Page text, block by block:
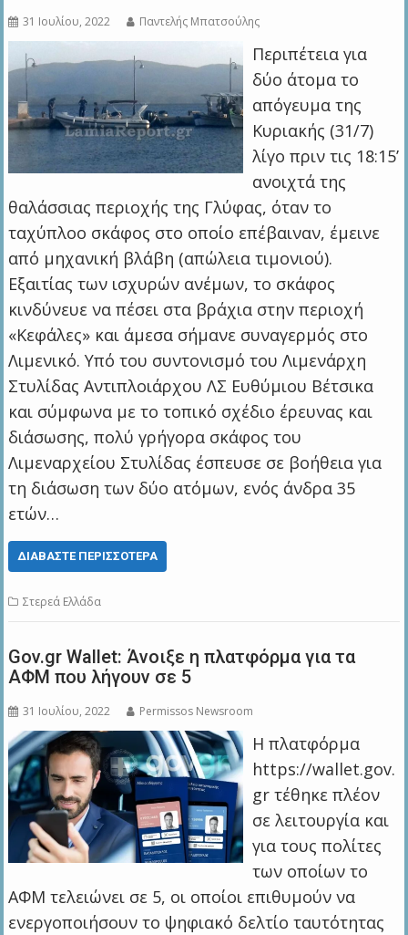
31 Ιουλίου, 2022 Παντελής Μπατσούλης
Περιπέτεια για
δύο άτομα το
απόγευμα της
Κυριακής (31/7)
λίγο πριν τις 18:15’
ανοιχτά της
θαλάσσιας περιοχής της Γλύφας, όταν το
ταχύπλοο σκάφος στο οποίο επέβαιναν, έμεινε
από μηχανική βλάβη (απώλεια τιμονιού).
Εξαιτίας των ισχυρών ανέμων, το σκάφος
κινδύνευε να πέσει στα βράχια στην περιοχή
«Κεφάλες» και άμεσα σήμανε συναγερμός στο
Λιμενικό. Υπό του συντονισμό του Λιμενάρχη
Στυλίδας Αντιπλοιάρχου ΛΣ Ευθύμιου Βέτσικα
και σύμφωνα με το τοπικό σχέδιο έρευνας και
διάσωσης, πολύ γρήγορα σκάφος του
Λιμεναρχείου Στυλίδας έσπευσε σε βοήθεια για
τη διάσωση των δύο ατόμων, ενός άνδρα 35
ετών…
ΔΙΑΒΆΣΤΕ ΠΕΡΙΣΣΌΤΕΡΑ
Στερεά Ελλάδα
Gov.gr Wallet: Άνοιξε η πλατφόρμα για τα
ΑΦΜ που λήγουν σε 5
31 Ιουλίου, 2022 Permissos Newsroom
Η πλατφόρμα
https://wallet.gov.
gr τέθηκε πλέον
σε λειτουργία και
για τους πολίτες
των οποίων το
ΑΦΜ τελειώνει σε 5, οι οποίοι επιθυμούν να
ενεργοποιήσουν το ψηφιακό δελτίο ταυτότητας